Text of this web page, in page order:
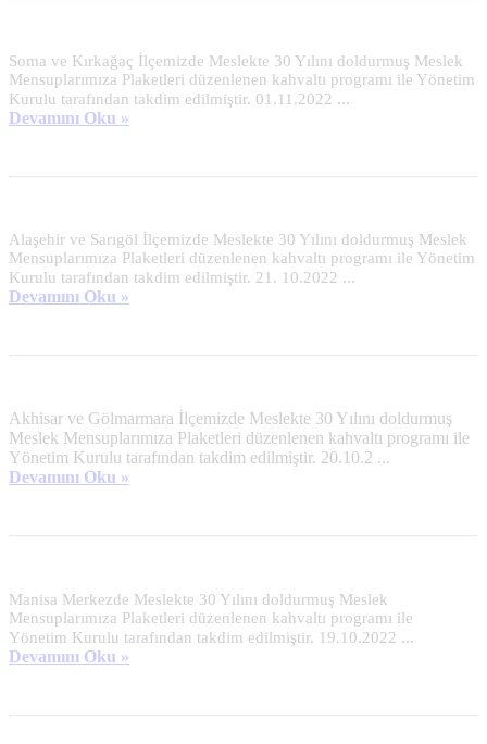
Soma ve Kırkağaç İlçemizde Meslekte 30 Yılını doldurmuş Meslek
Mensuplarımıza Plaketleri düzenlenen kahvaltı programı ile Yönetim
Kurulu tarafından takdim edilmiştir. 01.11.2022 ...
Devamını Oku »
Alaşehir ve Sarıgöl İlçemizde Meslekte 30 Yılını doldurmuş Meslek
Mensuplarımıza Plaketleri düzenlenen kahvaltı programı ile Yönetim
Kurulu tarafından takdim edilmiştir. 21. 10.2022 ...
Devamını Oku »
Akhisar ve Gölmarmara İlçemizde Meslekte 30 Yılını doldurmuş
Meslek Mensuplarımıza Plaketleri düzenlenen kahvaltı programı ile
Yönetim Kurulu tarafından takdim edilmiştir. 20.10.2 ...
Devamını Oku »
Manisa Merkezde Meslekte 30 Yılını doldurmuş Meslek
Mensuplarımıza Plaketleri düzenlenen kahvaltı programı ile
Yönetim Kurulu tarafından takdim edilmiştir. 19.10.2022 ...
Devamını Oku »